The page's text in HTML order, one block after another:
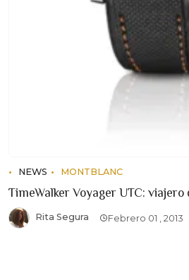
NEWS MONTBLANC
TimeWalker Voyager UTC:
Rita Segura Febrero 01 , 2013